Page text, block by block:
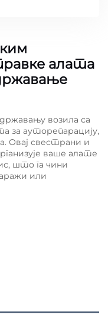
алата
возила са
за ауторепарацију,
Овај свестрани и
ваше алате
што га чини
или